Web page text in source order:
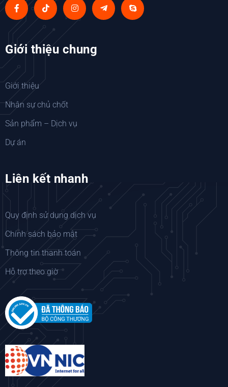
Giới thiệu chung
Giới thiệu
Nhân sự chủ chốt
Sản phẩm – Dịch vụ
Dự án
Liên kết nhanh
Quy định sử dụng dịch vụ
Chính sách bảo mật
Thông tin thanh toán
Hỗ trợ theo giờ